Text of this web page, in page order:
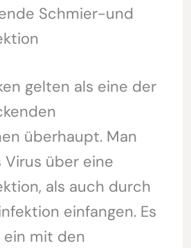
Schmier-und
gelten als eine der
überhaupt. Man
Virus über eine
als auch durch
einfangen. Es
ein mit den